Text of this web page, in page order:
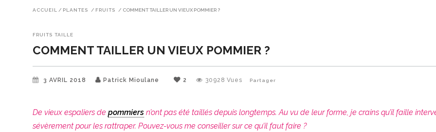
ACCUEIL / PLANTES / FRUITS / COMMENT TAILLER UN VIEUX POMMIER ?
FRUITS TAILLE
COMMENT TAILLER UN VIEUX POMMIER ?
3 AVRIL 2018 Patrick Mioulane 2 30928 Vues Partager
De vieux espaliers depommiers n’ont pas été taillés depuis longtemps. Au vu de leur forme, je crains qu’il faille
sévèrement pour les rattraper. Pouvez-vous me conseiller sur ce qu’il faut faire ?